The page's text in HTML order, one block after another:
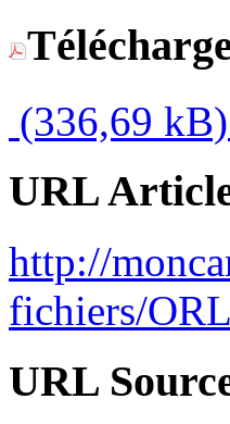
(336,69 kB)
URL
http://
fichiers/
URL